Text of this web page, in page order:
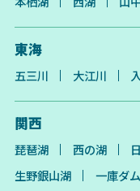
東海
五三川 大江川
関西
琵琶湖 西の湖
生野銀山湖
一庫ダ